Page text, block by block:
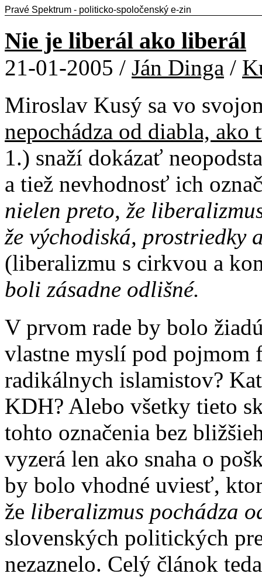
Pravé Spektrum - politicko-spoločenský e-zin
Nie je liberál ako liberál
21-01-2005 / Ján Dinga /
Miroslav Kusý sa vo
nepochádza od diabla,
1.) snaží dokázať
a tiež nevhodnosť ich
nielen preto, že
že východiská, prostriedky
(liberalizmu s cirkvou a
boli zásadne odlišné.
V prvom rade by bolo
vlastne myslí pod pojmom
radikálnych islamistov?
KDH? Alebo všetky tieto
tohto označenia bez
vyzerá len ako snaha o
by bolo vhodné uviesť,
že liberalizmus pochádza
slovenských politických
nezaznelo. Celý článok